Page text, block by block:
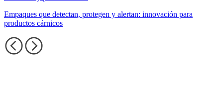
Empaques que detectan, protegen y alertan: innovación para
productos cárnicos